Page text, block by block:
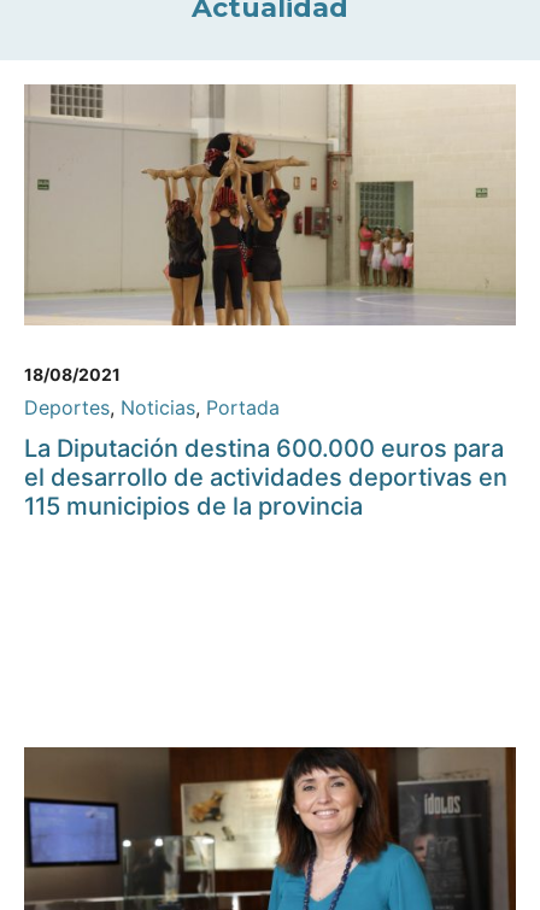
Actualidad
18/08/2021
Deportes, Noticias, Portada
La Diputación destina 600.000 euros para
el desarrollo de actividades deportivas en
115 municipios de la provincia